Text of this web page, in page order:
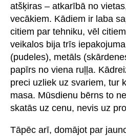
atšķiras – atkarībā no
vecākiem. Kādiem ir laba
citiem par tehniku, vēl
veikalos bija trīs
(pudeles), metāls
papīrs no viena ruļļa.
preci uzliek uz svariem, tur
masa. Mūsdienu bērns to
skatās uz cenu, nevis uz
Tāpēc arī, domājot par